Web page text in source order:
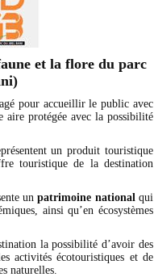
et la flore du parc
pour accueillir le public avec
aire protégée avec la possibilité
un produit touristique
touristique de la destination
unpatrimoine national qui
ainsi qu’en écosystèmes
la possibilité d’avoir des
activités écotouristiques et de
naturelles.